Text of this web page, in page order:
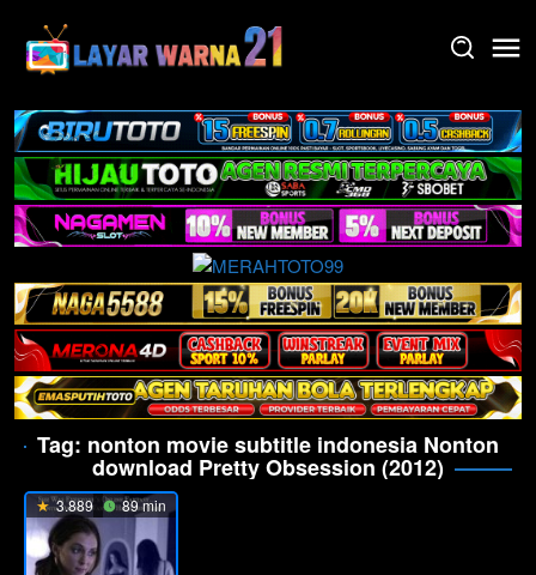
content
Tag: nonton movie subtitle indonesia Nonton
download Pretty Obsession (2012)
3.889 89 min